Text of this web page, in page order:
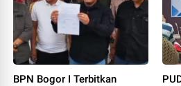
BPN Bogor I Terbitkan